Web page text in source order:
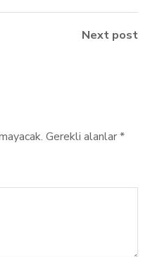
Next post
Gerekli alanlar*